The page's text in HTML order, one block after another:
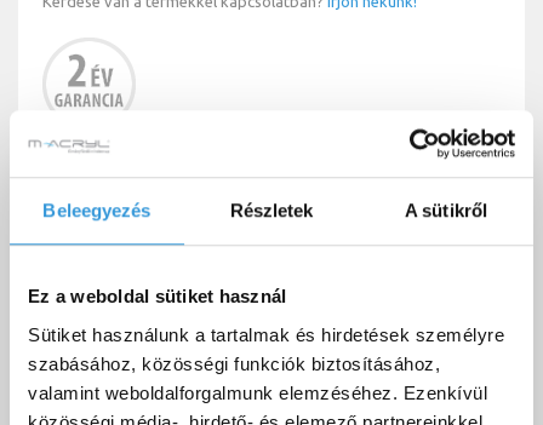
Beleegyezés Részletek A sütikről
Ez a weboldal sütiket használ
Sütiket használunk a tartalmak és hirdetések személyre
szabásához, közösségi funkciók biztosításához,
valamint weboldalforgalmunk elemzéséhez. Ezenkívül
Előlap az Azalia kádhoz.
HASONLÓ TERMÉKEK